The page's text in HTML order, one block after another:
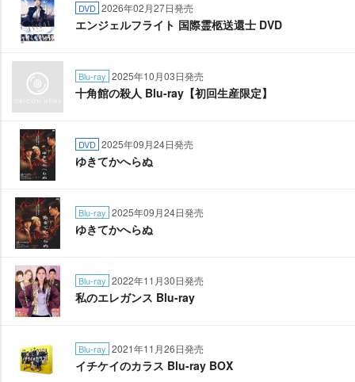
DVD 2026年02月27日発売
エンジェルフライト 国際霊柩送還士 DVD
Blu-ray 2025年10月03日発売
十角館の殺人 Blu-ray【初回生産限定】
DVD 2025年09月24日発売
ゆきてかへらぬ
Blu-ray 2025年09月24日発売
ゆきてかへらぬ
Blu-ray 2022年11月30日発売
私のエレガンス Blu-ray
Blu-ray 2021年11月26日発売
イチケイのカラス Blu-ray BOX